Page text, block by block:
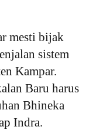
mesti bijak
sistem
Kampar.
Baru harus
Bhineka
Indra.